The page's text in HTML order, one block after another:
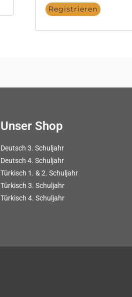
Registrieren
Unser Shop
Deutsch 3. Schuljahr
Deutsch 4. Schuljahr
Türkisch 1. & 2. Schuljahr
Türkisch 3. Schuljahr
Türkisch 4. Schuljahr